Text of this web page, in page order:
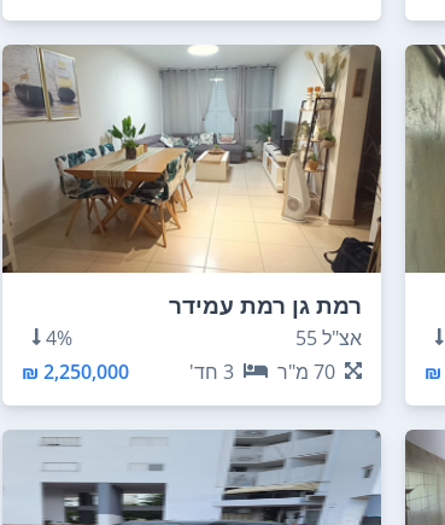
רמת גן רמת עמידר
אצ"ל 55
4%
70מ"ר 3חד' 2,250,000 ₪